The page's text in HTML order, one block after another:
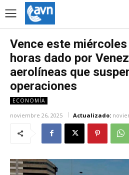
Vence este
horas dado por
aerolíneas que
operaciones
ECONOMÍA
noviembre 26, 2025 Actualizado: